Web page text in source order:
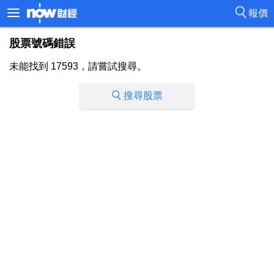
報價
股票號碼錯誤
未能找到 17593，請嘗試搜尋。
搜尋股票